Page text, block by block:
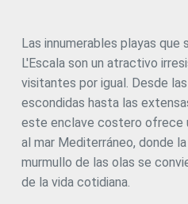
Las innumerables playas que
L'Escala son un atractivo
visitantes por igual. Desde
escondidas hasta las
este enclave costero ofrece
al mar Mediterráneo, donde
murmullo de las olas se
de la vida cotidiana.